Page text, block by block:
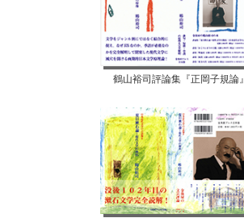
鶴山裕司評論集『正岡子規論』